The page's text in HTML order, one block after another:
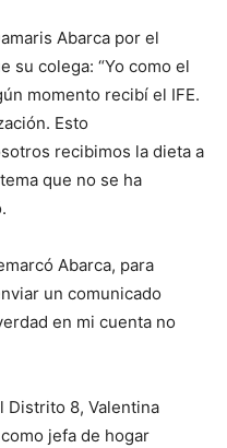
Abarca por el
su colega: “Yo como el
momento recibí el IFE.
Esto
recibimos la dieta a
que no se ha
Abarca, para
un comunicado
en mi cuenta no
Distrito 8, Valentina
jefa de hogar